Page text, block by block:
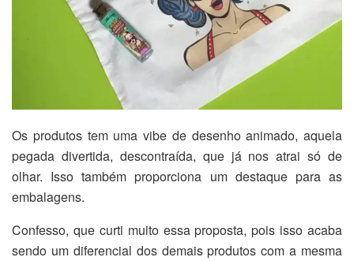
Os produtos tem uma vibe de desenho animado, aquela
pegada divertida, descontraída, que já nos atrai só de
olhar. Isso também proporciona um destaque para as
embalagens.
Confesso, que curti muito essa proposta, pois isso acaba
sendo um diferencial dos demais produtos com a mesma